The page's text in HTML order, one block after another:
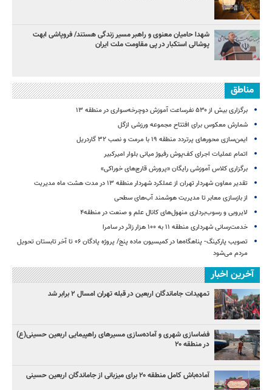
شهدا حامیان معنوی و راهبر مسیر زندگی هستند/ فروپاشی ابهت
پوشالی استکبار در پی مقاومت ملت ایران
مناطق
برگزاری بیش از ۵۳۰ نفرساعت آموزش دوچرخه‌سواری در منطقه ۱۳
شمارش معکوس برای افتتاح مجموعه ورزشی ازگل
ایمن‌سازی محورهای پرتردد منطقه ۱۹ با مرمت و نصب ۳۲ گاردریل
اتمام عملیات اجرای کف‌پوش رفیوژ میانی بلوار امیرکبیر
برگزاری کلاس آموزشی رایگان «پرورش قارچ‌های خوراکی»
تقدیر معاون شهردار تهران از عملکرد شهردار منطقه ۱۳ در مدت هشت ماه مدیریت
از بازسازی معابر تا مدیریت هوشمند آب‌های سطحی
لایروبی و رسوب‌برداری منهول‌های کانال علم و صنعت در منطقه۴
خدمت‌رسانی شهرداری منطقه ۱۱ به ۱۰۰ هزار زائر در سامرا
تصویب پارکینگ- پناهگاه‌ها در کمیسیون ماده پنج/ پروژه پادگان ۰۶ تا آخر تابستان تحویل
مردم می‌شود
آخرین اخبار
تمهیدات جاماندگان اربعین در قبله تهران امسال ۲ برابر شد
فضاسازی شهری و آماده‌سازی مسیرهای راهپیمایی اربعین حسینی(ع)
در منطقه ۲۰
آماده‌باش کامل منطقه ۲۰ برای میزبانی از جاماندگان اربعین حسینی